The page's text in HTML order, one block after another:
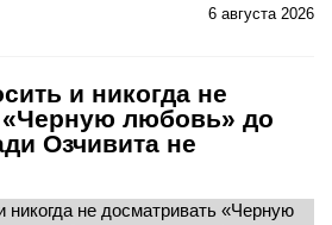
6 августа 2026
и никогда не
«Черную любовь» до
Озчивита не